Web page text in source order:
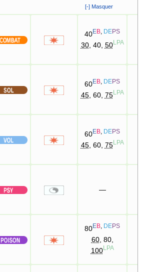
[-] Masquer
40EB DEPS
30, 40, 50 LPA
60EB DEPS
45, 60, 75 LPA
60EB DEPS
45, 60, 75 LPA
—
80EB DEPS
60, 80,
100 LPA